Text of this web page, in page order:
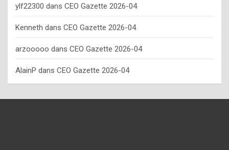
e
n
y
o
u
s
h
ylf22300 dans CEO Gazette 2026-04
Kenneth dans CEO Gazette 2026-04
arzooooo dans CEO Gazette 2026-04
AlainP dans CEO Gazette 2026-04